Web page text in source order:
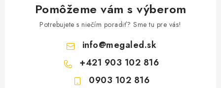
Pomôžeme vám s výberom
Potrebujete s niečím poradiť? Sme tu pre vás!
info@megaled.sk
+421 903 102 816
0903 102 816